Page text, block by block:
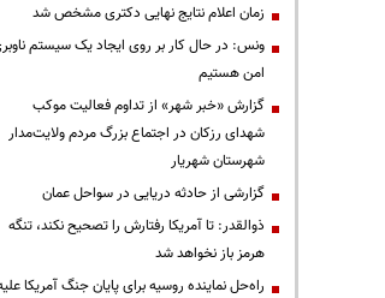
زمان اعلام نتایج نهایی دکتری مشخص شد
ونس: در حال کار بر روی ایجاد یک سیستم
امن هستیم
گزارش «خبر شهر» از تداوم فعالیت موکب
شهدای رزکان در اجتماع بزرگ مردم ولایت‌مدار
شهرستان شهریار
گزارشی از حادثه دریایی در سواحل عمان
ذوالقدر: تا آمریکا رفتارش را تصحیح نکند، تنگه
هرمز باز نخواهد شد
راه‌حل نماینده روسیه برای پایان جنگ آمریکا